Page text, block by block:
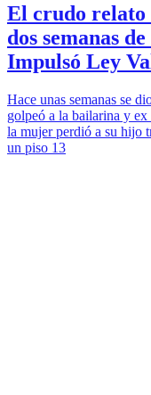
El crudo relato
dos semanas
Impulsó Ley
Hace unas semanas se
golpeó a la bailarina y
la mujer perdió a su hijo
un piso 13